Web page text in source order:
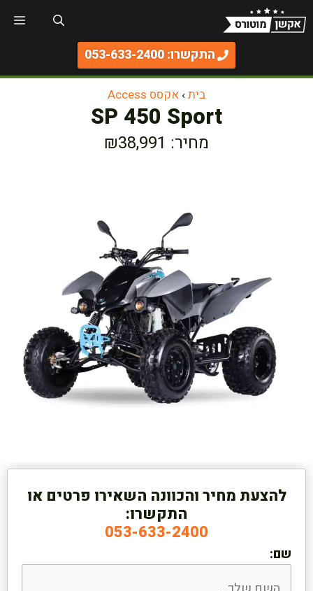
לתוכן
התקשרו: 053-633-2400
בית› אקסס Access
SP 450 Sport
מחיר: ₪38,991
להצעת מחיר והכוונה השאירו פרטים או
התקשרו:
053-633-2400
שם: